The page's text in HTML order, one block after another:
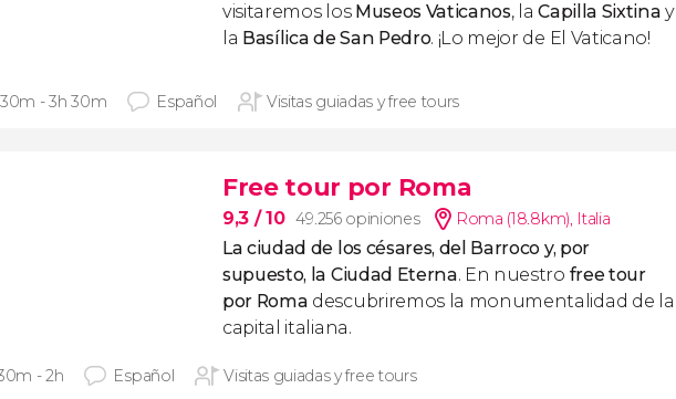
visitaremos los Museos Vaticanos, laCapilla Sixtina y
la Basílica de San Pedro. ¡Lo mejor de El Vaticano!
- 3h 30m Español Visitas guiadas y free tours
Free tour por Roma
9,3 / 10 49.256 opiniones Roma (18.8km), Italia
La ciudad de los césares, del Barroco y, por
supuesto, la Ciudad Eterna. En nuestro free tour
por Roma descubriremos la monumentalidad de la
capital italiana.
- 2h Español Visitas guiadas y free tours